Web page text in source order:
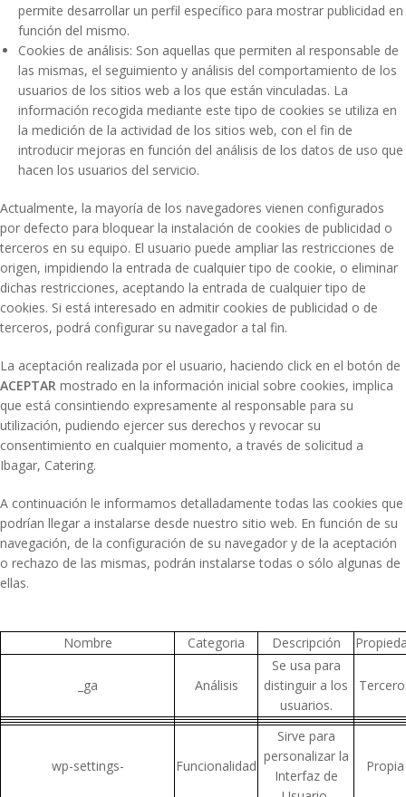
permite desarrollar un perfil específico para mostrar publicidad en
función del mismo.
Cookies de análisis: Son aquellas que permiten al responsable de
las mismas, el seguimiento y análisis del comportamiento de los
usuarios de los sitios web a los que están vinculadas. La
información recogida mediante este tipo de cookies se utiliza en
la medición de la actividad de los sitios web, con el fin de
introducir mejoras en función del análisis de los datos de uso que
hacen los usuarios del servicio.
Actualmente, la mayoría de los navegadores vienen configurados
por defecto para bloquear la instalación de cookies de publicidad o
terceros en su equipo. El usuario puede ampliar las restricciones de
origen, impidiendo la entrada de cualquier tipo de cookie, o eliminar
dichas restricciones, aceptando la entrada de cualquier tipo de
cookies. Si está interesado en admitir cookies de publicidad o de
terceros, podrá configurar su navegador a tal fin.
La aceptación realizada por el usuario, haciendo click en el botón de
ACEPTAR mostrado en la información inicial sobre cookies, implica
que está consintiendo expresamente al responsable para su
utilización, pudiendo ejercer sus derechos y revocar su
consentimiento en cualquier momento, a través de solicitud a
Ibagar, Catering.
A continuación le informamos detalladamente todas las cookies que
podrían llegar a instalarse desde nuestro sitio web. En función de su
navegación, de la configuración de su navegador y de la aceptación
o rechazo de las mismas, podrán instalarse todas o sólo algunas de
ellas.
Nombre Categoria Descripción
_ga Análisis
Se usa para
distinguir a los
usuarios.
wp-settings- Funcionalidad
Sirve para
personalizar la
Interfaz de
Propia